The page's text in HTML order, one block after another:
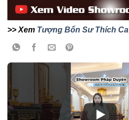
>> Xem Tượng Bổn Sư Thích Ca